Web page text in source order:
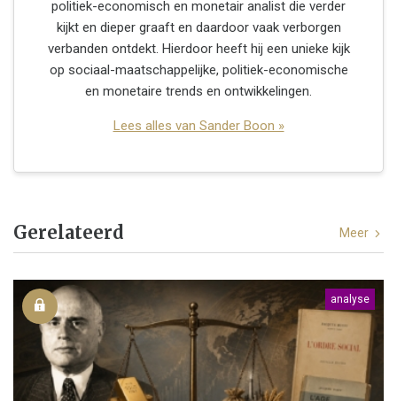
politiek-economisch en monetair analist die verder
kijkt en dieper graaft en daardoor vaak verborgen
verbanden ontdekt. Hierdoor heeft hij een unieke kijk
op sociaal-maatschappelijke, politiek-economische
en monetaire trends en ontwikkelingen.
Lees alles van Sander Boon »
Gerelateerd Meer
analyse